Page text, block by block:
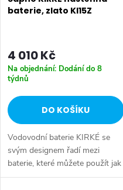
r
d
u
k
t
ů
p
o
d
u
k
t
baterie, zlato KI15Z
4 010 Kč
Na objednání: Dodání do 8
týdnů
DO KOŠÍKU
Vodovodní baterie KIRKÉ se
svým designem řadí mezi
baterie, které můžete použít jak
v koupelně moderní, tak i v